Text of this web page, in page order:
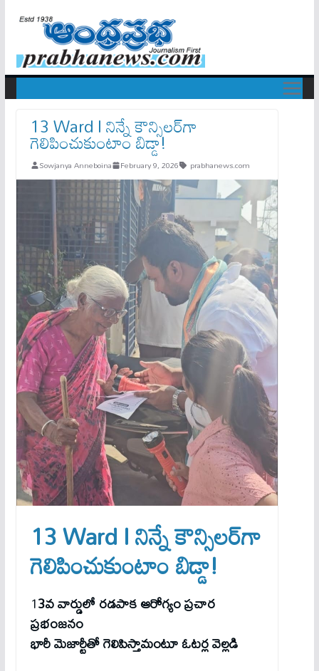
13 Ward l నిన్నే కౌన్సిలర్‌గా
గెలిపించుకుంటాం బిడ్డా!
Sowjanya Anneboina February 9, 2026 prabhanews.com
13 Ward l నిన్నే కౌన్సిలర్‌గా
గెలిపించుకుంటాం బిడ్డా!
13వ వార్డులో రడపాక ఆరోగ్యం ప్రచార
ప్రభంజనం
భారీ మెజార్టీతో గెలిపిస్తామంటూ ఓటర్ల వెల్లడి